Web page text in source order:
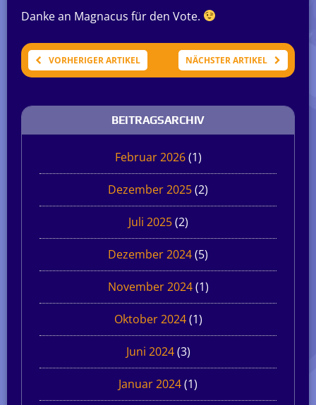
Danke an Magnacus für den Vote.
VORHERIGER ARTIKEL NÄCHSTER ARTIKEL
BEITRAGSARCHIV
Februar 2026(1)
Dezember 2025(2)
Juli 2025(2)
Dezember 2024(5)
November 2024(1)
Oktober 2024(1)
Juni 2024(3)
Januar 2024(1)